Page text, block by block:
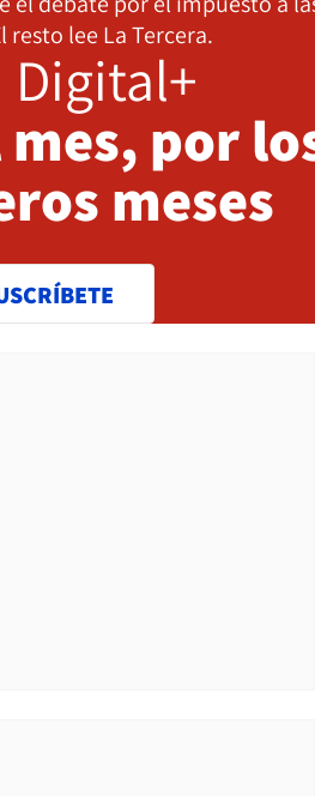
resto lee La Tercera.
Digital+
por
meses